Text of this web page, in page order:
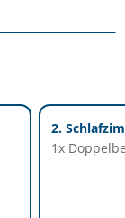
2.
1x